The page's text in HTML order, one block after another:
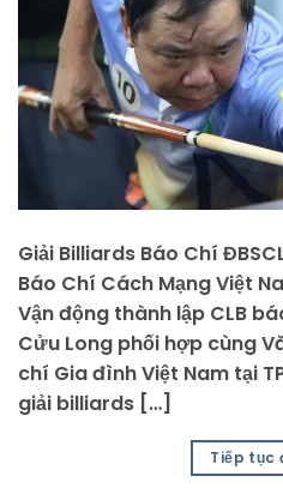
Giải Billiards Báo Chí
Báo Chí Cách Mạng Việt
Vận động thành lập CLB
Cửu Long phối hợp cùng
chí Gia đình Việt Nam tại
giải billiards […]
Tiếp tục